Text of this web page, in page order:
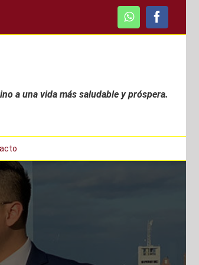
WhatsApp
a una vida más saludable y próspera.